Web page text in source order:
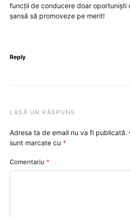
funcții de conducere doar oportuniști
șansă să promoveze pe merit!
Reply
LASĂ UN RĂSPUNS
Adresa ta de email nu va fi publicată.
sunt marcate cu *
Comentariu *